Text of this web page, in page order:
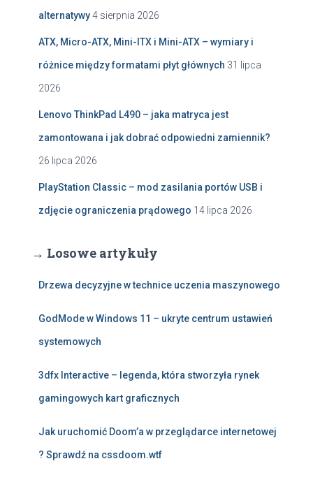
alternatywy4 sierpnia 2026
ATX, Micro-ATX, Mini-ITX i Mini-ATX – wymiary i
różnice między formatami płyt głównych 31 lipca
2026
Lenovo ThinkPad L490 – jaka matryca jest
zamontowana i jak dobrać odpowiedni zamiennik?
26 lipca 2026
PlayStation Classic – mod zasilania portów USB i
zdjęcie ograniczenia prądowego 14 lipca 2026
→ Losowe artykuły
Drzewa decyzyjne w technice uczenia maszynowego
GodMode w Windows 11 – ukryte centrum ustawień
systemowych
3dfx Interactive – legenda, która stworzyła rynek
gamingowych kart graficznych
Jak uruchomić Doom’a w przeglądarce internetowej
? Sprawdź na cssdoom.wtf